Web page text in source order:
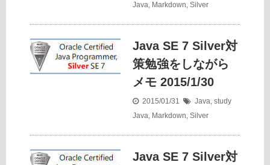
Java, Markdown, Silver
Java SE 7 Silver対
策勉強をしながら
メモ 2015/1/30
2015/01/31 Java, study
Java, Markdown, Silver
Java SE 7 Silver対